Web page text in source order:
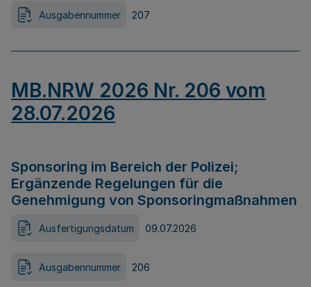
Ausgabennummer 207
MB.NRW 2026 Nr. 206 vom
28.07.2026
Sponsoring im Bereich der Polizei;
Ergänzende Regelungen für die
Genehmigung von Sponsoringmaßnahmen
Ausfertigungsdatum 09.07.2026
Ausgabennummer 206